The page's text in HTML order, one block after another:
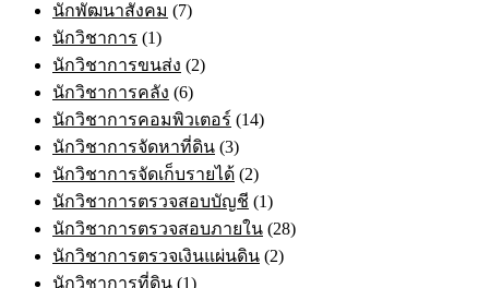
นักพัฒนาสังคม (7)
นักวิชาการ (1)
นักวิชาการขนส่ง (2)
นักวิชาการคลัง (6)
นักวิชาการคอมพิวเตอร์ (14)
นักวิชาการจัดหาที่ดิน (3)
นักวิชาการจัดเก็บรายได้ (2)
นักวิชาการตรวจสอบบัญชี (1)
นักวิชาการตรวจสอบภายใน (28)
นักวิชาการตรวจเงินแผ่นดิน (2)
นักวิชาการที่ดิน (1)